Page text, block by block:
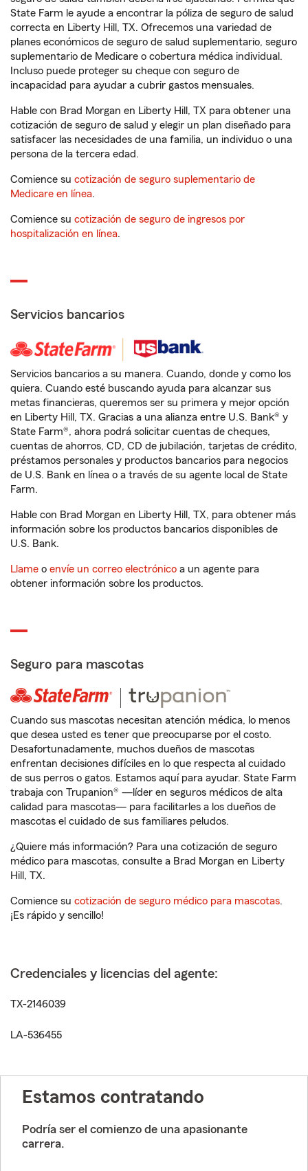
State Farm le ayude a encontrar la póliza de seguro de salud
correcta en Liberty Hill, TX. Ofrecemos una variedad de
planes económicos de seguro de salud suplementario, seguro
suplementario de Medicare o cobertura médica individual.
Incluso puede proteger su cheque con seguro de
incapacidad para ayudar a cubrir gastos mensuales.
Hable con Brad Morgan en Liberty Hill, TX para obtener una
cotización de seguro de salud y elegir un plan diseñado para
satisfacer las necesidades de una familia, un individuo o una
persona de la tercera edad.
Comience su cotización de seguro suplementario de
Medicare en línea.
Comience su cotización de seguro de ingresos por
hospitalización en línea.
Servicios bancarios
Servicios bancarios a su manera. Cuando, donde y como los
quiera. Cuando esté buscando ayuda para alcanzar sus
metas financieras, queremos ser su primera y mejor opción
en Liberty Hill, TX. Gracias a una alianza entre U.S. Bank® y
State Farm®, ahora podrá solicitar cuentas de cheques,
cuentas de ahorros, CD, CD de jubilación, tarjetas de crédito,
préstamos personales y productos bancarios para negocios
de U.S. Bank en línea o a través de su agente local de State
Farm.
Hable con Brad Morgan en Liberty Hill, TX, para obtener más
información sobre los productos bancarios disponibles de
U.S. Bank.
Llame o envíe un correo electrónico a un agente para
obtener información sobre los productos.
Seguro para mascotas
Cuando sus mascotas necesitan atención médica, lo menos
que desea usted es tener que preocuparse por el costo.
Desafortunadamente, muchos dueños de mascotas
enfrentan decisiones difíciles en lo que respecta al cuidado
de sus perros o gatos. Estamos aquí para ayudar. State Farm
trabaja con Trupanion® —líder en seguros médicos de alta
calidad para mascotas— para facilitarles a los dueños de
mascotas el cuidado de sus familiares peludos.
¿Quiere más información? Para una cotización de seguro
médico para mascotas, consulte a Brad Morgan en Liberty
Hill, TX.
Comience su cotización de seguro médico para mascotas.
¡Es rápido y sencillo!
Credenciales y licencias del agente:
TX-2146039
LA-536455
Estamos contratando
Podría ser el comienzo de una apasionante
carrera.